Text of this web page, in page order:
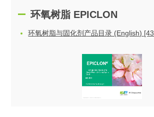
环氧树脂 EPICLON
环氧树脂与固化剂产品目录 (English)